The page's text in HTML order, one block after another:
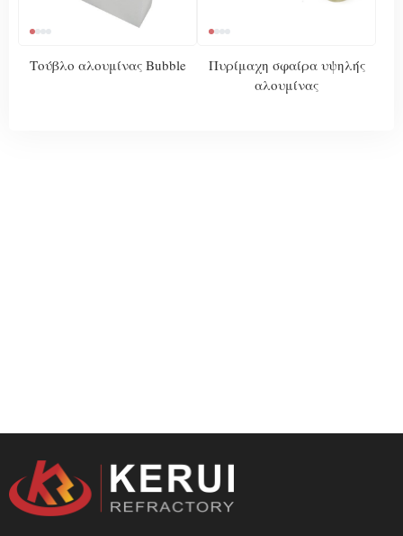
Τούβλο αλουμίνας Bubble
Πυρίμαχη σφαίρα υψηλής
αλουμίνας